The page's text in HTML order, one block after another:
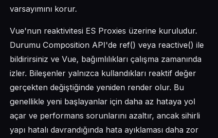
varsayımını korur.
Vue'nun reaktivitesi ES Proxies üzerine kuruludur.
Durumu Composition API'de ref() veya reactive() ile
bildirirsiniz ve Vue, bağımlılıkları çalışma zamanında
izler. Bileşenler yalnızca kullandıkları reaktif değer
gerçekten değiştiğinde yeniden render olur. Bu
genellikle yeni başlayanlar için daha az hataya yol
açar ve performans sorunlarını azaltır, ancak sihirli
yapı hatalı davrandığında hata ayıklaması daha zor